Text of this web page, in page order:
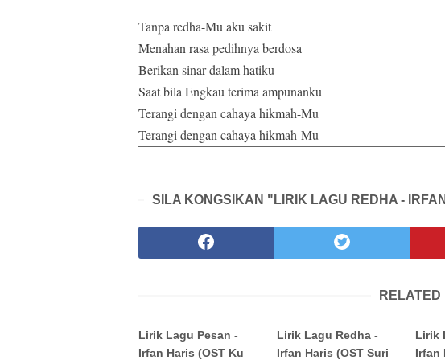
Tanpa redha-Mu aku sakit
Menahan rasa pedihnya berdosa
Berikan sinar dalam hatiku
Saat bila Engkau terima ampunanku
Terangi dengan cahaya hikmah-Mu
Terangi dengan cahaya hikmah-Mu
SILA KONGSIKAN "LIRIK LAGU REDHA -
RELATED
Lirik Lagu Pesan -
Irfan Haris (OST Ku
Lirik Lagu Redha -
Irfan Haris (OST Suri
Lirik
Irfan